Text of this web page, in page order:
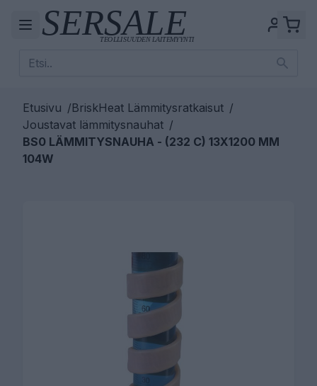
Etusivu /BriskHeat Lämmitysratkaisut /
Joustavat lämmitysnauhat /
BS0 LÄMMITYSNAUHA - (232 C) 13X1200 MM
104W